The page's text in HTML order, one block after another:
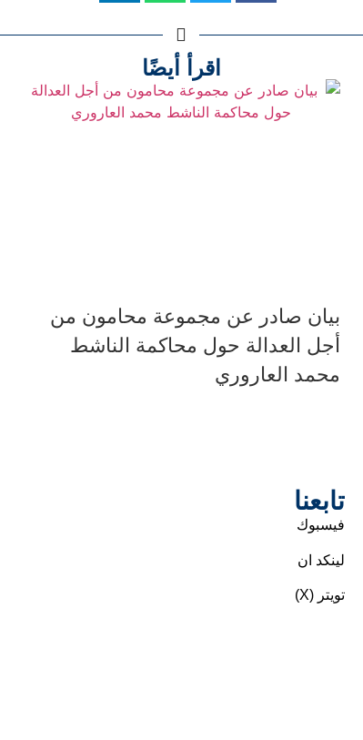
اقرأ أيضًا
بيان صادر عن مجموعة محامون من
أجل العدالة حول محاكمة الناشط
محمد العاروري
تابعنا
فيسبوك
لينكد ان
تويتر (X)